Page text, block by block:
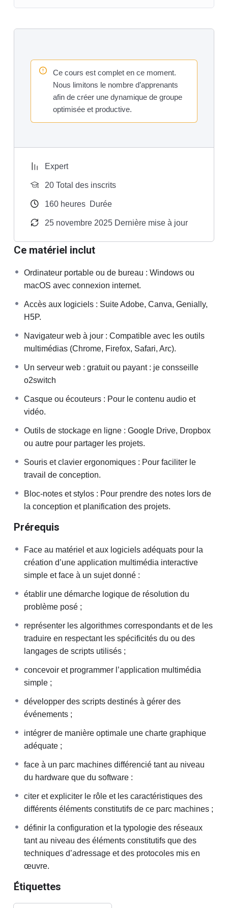
la charte graphique,
externes, jaquette,…),
la chronologie des différentes étapes de la
réalisation,
les coûts engendrés ;
de développer une démarche de recherche
autonome ;
face à un parc machines différencié tant au niveau du
procédures de contrôle de l’outil informatique et de
sauvegarde des données:
de réaliser une application interactive multimédia
des scripts associés ;
de structurer la recherche des
nécessaires ;
(documentation, dossiers techniques, dossier de
programmation, mode d’emploi, aides internes et
de justifier sa démarche et la programmation mise
Vous serez évalués à travers un
d’un cahier des charges défini, ainsi que par des
travaux pratiques tout au long du cours.
Nous espérons que ce cours vous permettra de
contenus interactifs multimédias de qualité.
1Evaluation
Cool
Ce cours est complet en ce moment.
Nous limitons le nombre d’apprenants
afin de créer une dynamique de groupe
optimisée et productive.
Expert
20 Total des inscrits
160 heures Durée
25 novembre 2025 Dernière mise à jour
Ce matériel inclut
Ordinateur portable ou de bureau : Windows ou
macOS avec connexion internet.
Accès aux logiciels : Suite Adobe, Canva, Genially,
H5P.
Navigateur web à jour : Compatible avec les outils
multimédias (Chrome, Firefox, Safari, Arc).
Un serveur web : gratuit ou payant : je consseille
o2switch
Casque ou écouteurs : Pour le contenu audio et
vidéo.
Outils de stockage en ligne : Google Drive, Dropbox
ou autre pour partager les projets.
Souris et clavier ergonomiques : Pour faciliter le
travail de conception.
Bloc-notes et stylos : Pour prendre des notes lors de
la conception et planification des projets.
Prérequis
Face au matériel et aux logiciels adéquats pour la
création d’une application multimédia interactive
simple et face à un sujet donné :
établir une démarche logique de résolution du
problème posé ;
représenter les algorithmes correspondants et de les
traduire en respectant les spécificités du ou des
langages de scripts utilisés ;
concevoir et programmer l’application multimédia
simple ;
développer des scripts destinés à gérer des
événements ;
intégrer de manière optimale une charte graphique
adéquate ;
face à un parc machines différencié tant au niveau
du hardware que du software :
citer et expliciter le rôle et les caractéristiques des
différents éléments constitutifs de ce parc machines ;
définir la configuration et la typologie des réseaux
tant au niveau des éléments constitutifs que des
techniques d’adressage et des protocoles mis en
œuvre.
Étiquettes